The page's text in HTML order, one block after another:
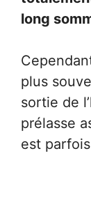
long
plus
sortie de
prélasse
est